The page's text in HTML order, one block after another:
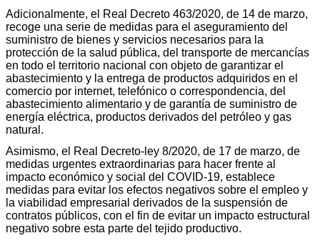
Adicionalmente, el Real Decreto 463/2020, de 14 de marzo,
recoge una serie de medidas para el aseguramiento del
suministro de bienes y servicios necesarios para la
protección de la salud pública, del transporte de mercancías
en todo el territorio nacional con objeto de garantizar el
abastecimiento y la entrega de productos adquiridos en el
comercio por internet, telefónico o correspondencia, del
abastecimiento alimentario y de garantía de suministro de
energía eléctrica, productos derivados del petróleo y gas
natural.
Asimismo, el Real Decreto-ley 8/2020, de 17 de marzo, de
medidas urgentes extraordinarias para hacer frente al
impacto económico y social del COVID-19, establece
medidas para evitar los efectos negativos sobre el empleo y
la viabilidad empresarial derivados de la suspensión de
contratos públicos, con el fin de evitar un impacto estructural
negativo sobre esta parte del tejido productivo.